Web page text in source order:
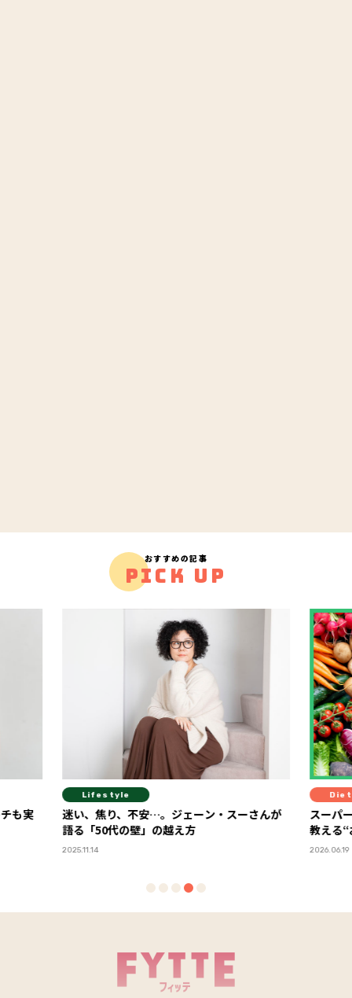
おすすめの記事
PICK UP
も実
Lifestyle
迷い、焦り、不安…。ジェーン・スーさんが
語る「50代の壁」の越え方
2025.11.14
Diet
スーパ
教える
2026.06.19